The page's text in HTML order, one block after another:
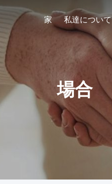
家 私達について
場合